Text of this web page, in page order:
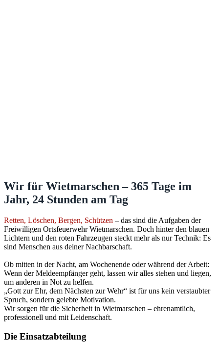
Wir für Wietmarschen – 365 Tage im
Jahr, 24 Stunden am Tag
Retten, Löschen, Bergen, Schützen – das sind die Aufgaben der
Freiwilligen Ortsfeuerwehr Wietmarschen. Doch hinter den blauen
Lichtern und den roten Fahrzeugen steckt mehr als nur Technik: Es
sind Menschen aus deiner Nachbarschaft.
Ob mitten in der Nacht, am Wochenende oder während der Arbeit:
Wenn der Meldeempfänger geht, lassen wir alles stehen und liegen,
um anderen in Not zu helfen.
„Gott zur Ehr, dem Nächsten zur Wehr“ ist für uns kein verstaubter
Spruch, sondern gelebte Motivation.
Wir sorgen für die Sicherheit in Wietmarschen – ehrenamtlich,
professionell und mit Leidenschaft.
Die Einsatzabteilung